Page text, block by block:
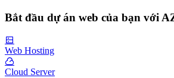
Bắt đầu dự án web của bạn với
Web Hosting
Cloud Server